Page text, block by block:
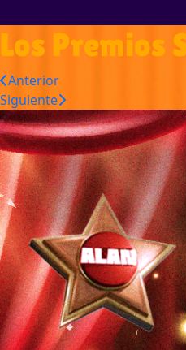
Los Premios
Anterior
Siguiente